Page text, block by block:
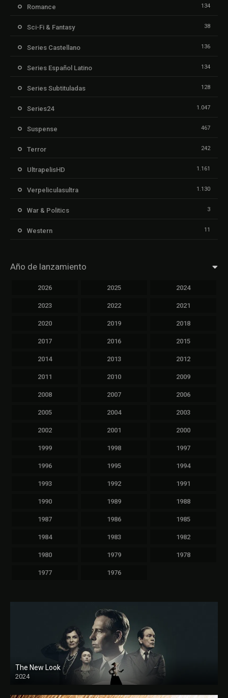
Romance 134
Sci-Fi & Fantasy 38
Series Castellano 136
Series Español Latino 134
Series Subtituladas 128
Series24 1.047
Suspense 467
Terror 242
UltrapelisHD 1.161
Verpeliculasultra 1.130
War & Politics 3
Western 11
Año de lanzamiento
2026 2025 2024
2023 2022 2021
2020 2019 2018
2017 2016 2015
2014 2013 2012
2011 2010 2009
2008 2007 2006
2005 2004 2003
2002 2001 2000
1999 1998 1997
1996 1995 1994
1993 1992 1991
1990 1989 1988
1987 1986 1985
1984 1983 1982
1980 1979 1978
1977 1976
The New Look
2024